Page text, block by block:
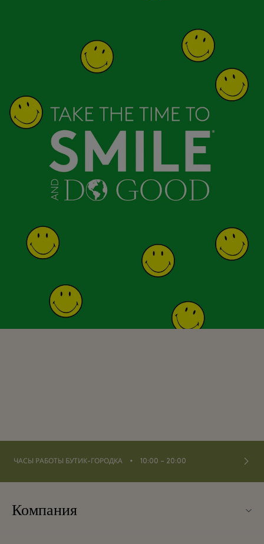
ЧАСЫ РАБОТЫ БУТИК-ГОРОДКА ⬩ 10:00 – 20:00
Компания